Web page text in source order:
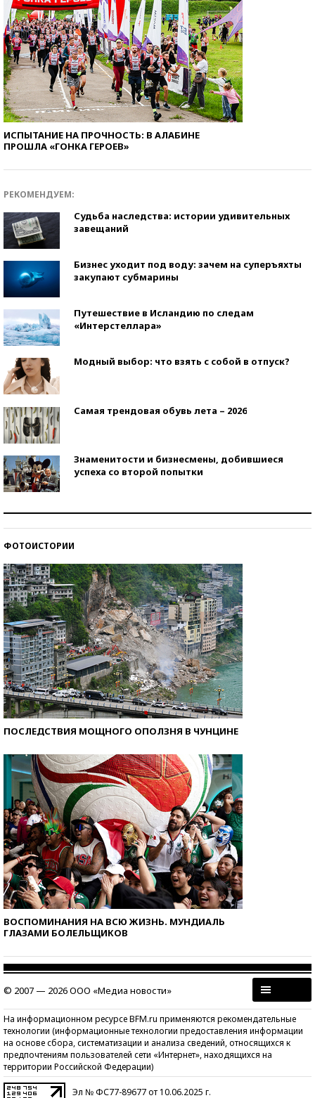
ИСПЫТАНИЕ НА ПРОЧНОСТЬ: В АЛАБИНЕ
ПРОШЛА «ГОНКА ГЕРОЕВ»
РЕКОМЕНДУЕМ:
Судьба наследства: истории удивительных
завещаний
Бизнес уходит под воду: зачем на суперъяхты
закупают субмарины
Путешествие в Исландию по следам
«Интерстеллара»
Модный выбор: что взять с собой в отпуск?
Самая трендовая обувь лета – 2026
Знаменитости и бизнесмены, добившиеся
успеха со второй попытки
ФОТОИСТОРИИ
ПОСЛЕДСТВИЯ МОЩНОГО ОПОЛЗНЯ В ЧУНЦИНЕ
ВОСПОМИНАНИЯ НА ВСЮ ЖИЗНЬ. МУНДИАЛЬ
ГЛАЗАМИ БОЛЕЛЬЩИКОВ
© 2007 — 2026 ООО «Медиа новости»
На информационном ресурсе BFM.ru применяются рекомендательные
технологии (информационные технологии предоставления информации
на основе сбора, систематизации и анализа сведений, относящихся к
предпочтениям пользователей сети «Интернет», находящихся на
территории Российской Федерации)
Эл № ФС77-89677 от 10.06.2025 г.